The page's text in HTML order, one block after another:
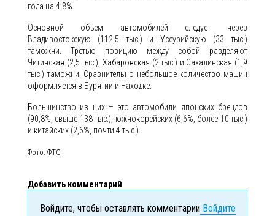
года на 4,8%.
Основной объем автомобилей следует через
Владивостокскую (112,5 тыс.) и Уссурийскую (33 тыс.)
таможни. Третью позицию между собой разделяют
Читинская (2,5 тыс.), Хабаровская (2 тыс.) и Сахалинская (1,9
тыс.) таможни. Сравнительно небольшое количество машин
оформляется в Бурятии и Находке.
Большинство из них – это автомобили японских брендов
(90,8%, свыше 138 тыс.), южнокорейских (6,6%, более 10 тыс.)
и китайских (2,6%, почти 4 тыс.).
Фото: ФТС
Добавить комментарий
Войдите, чтобы оставлять комментарииВойдите